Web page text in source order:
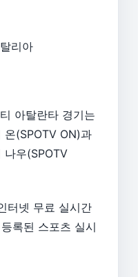
리아
아탈란타 경기는
온(SPOTV ON)과
나우(SPOTV
터넷 무료 실시간
록된 스포츠 실시